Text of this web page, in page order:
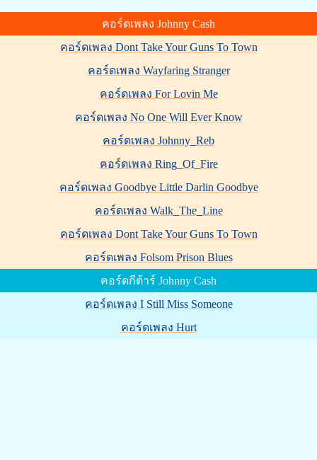
คอร์ดเพลง Johnny Cash
คอร์ดเพลง Dont Take Your Guns To Town
คอร์ดเพลง Wayfaring Stranger
คอร์ดเพลง For Lovin Me
คอร์ดเพลง No One Will Ever Know
คอร์ดเพลง Johnny_Reb
คอร์ดเพลง Ring_Of_Fire
คอร์ดเพลง Goodbye Little Darlin Goodbye
คอร์ดเพลง Walk_The_Line
คอร์ดเพลง Dont Take Your Guns To Town
คอร์ดเพลง Folsom Prison Blues
คอร์ดกีต้าร์ Johnny Cash
คอร์ดเพลง I Still Miss Someone
คอร์ดเพลง Hurt